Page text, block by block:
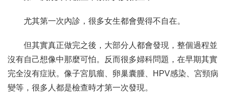
尤其第一次內診，很多女生都會覺得不自在。
但其實真正做完之後，大部分人都會發現，整個過程並
沒有自己想像中那麼可怕。反而很多婦科問題，在早期其實
完全沒有症狀。像子宮肌瘤、卵巢囊腫、HPV感染、宮頸病
變等，很多人都是檢查時才第一次發現。